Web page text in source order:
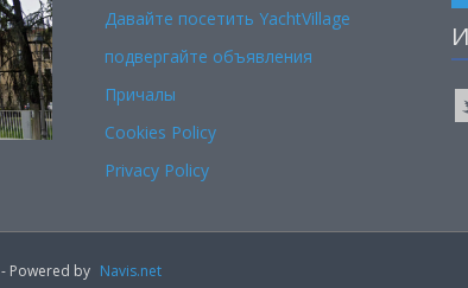
Давайте посетить YachtVillage
подвергайте объявления
Причалы
Cookies Policy
Privacy Policy
Powered by Navis.net